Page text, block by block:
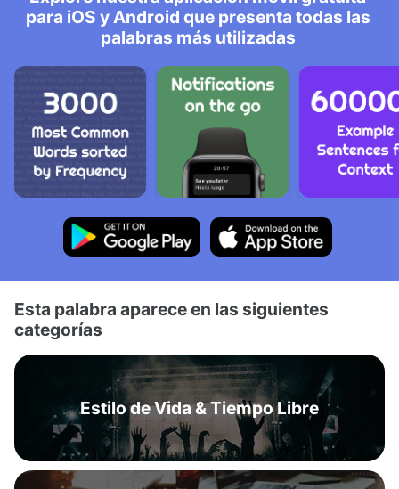
para iOS y Android que presenta todas las
palabras más utilizadas
Esta palabra aparece en las siguientes
categorías
Estilo de Vida & Tiempo Libre